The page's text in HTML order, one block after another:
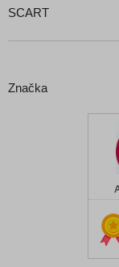
SCART
Značka